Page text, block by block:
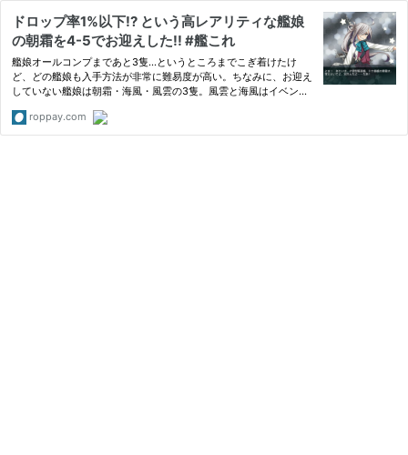
ドロップ率1%以下!? という高レアリティな艦娘
の朝霜を4-5でお迎えした!! #艦これ
艦娘オールコンプまであと3隻…というところまでこぎ着けたけ
ど、どの艦娘も入手方法が非常に難易度が高い。ちなみに、お迎え
していない艦娘は朝霜・海風・風雲の3隻。風雲と海風はイベント
隻... roppay.com